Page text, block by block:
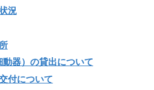
況
器）の貸出について
付について